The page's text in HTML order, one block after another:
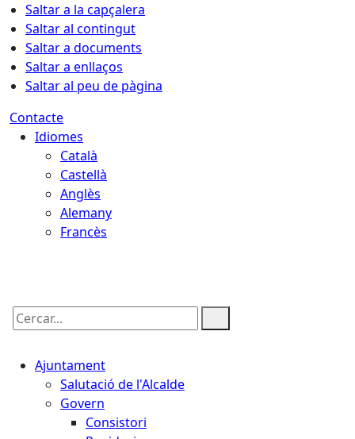
Saltar a la capçalera
Saltar al contingut
Saltar a documents
Saltar a enllaços
Saltar al peu de pàgina
Contacte
Idiomes
Català
Castellà
Anglès
Alemany
Francès
Cercar:
Ajuntament
Salutació de l'Alcalde
Govern
Consistori